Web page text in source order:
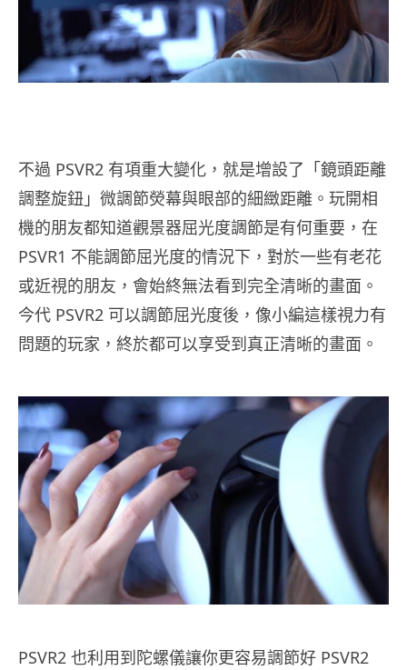
不過 PSVR2 有項重大變化，就是增設了「鏡頭距離
調整旋鈕」微調節熒幕與眼部的細緻距離。玩開相
機的朋友都知道觀景器屈光度調節是有何重要，在
PSVR1 不能調節屈光度的情況下，對於一些有老花
或近視的朋友，會始終無法看到完全清晰的畫面。
今代 PSVR2 可以調節屈光度後，像小編這樣視力有
問題的玩家，終於都可以享受到真正清晰的畫面。
PSVR2 也利用到陀螺儀讓你更容易調節好 PSVR2